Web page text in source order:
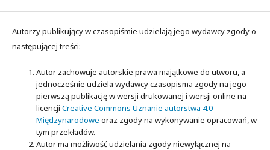
Autorzy publikujący w czasopiśmie udzielają jego wydawcy zgody o
następującej treści:
Autor zachowuje autorskie prawa majątkowe do utworu, a
jednocześnie udziela wydawcy czasopisma zgody na jego
pierwszą publikację w wersji drukowanej i wersji online na
licencji Creative Commons Uznanie autorstwa 4.0
Międzynarodowe oraz zgody na wykonywanie opracowań, w
tym przekładów.
Autor ma możliwość udzielania zgody niewyłącznej na